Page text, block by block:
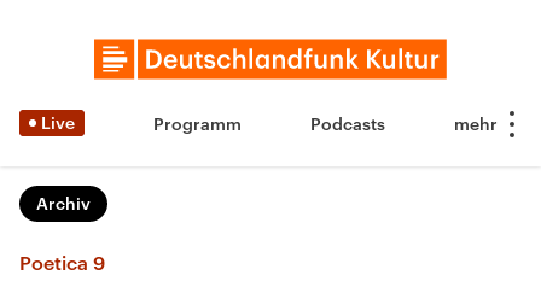
Live Programm Podcasts
Archiv
Poetica 9